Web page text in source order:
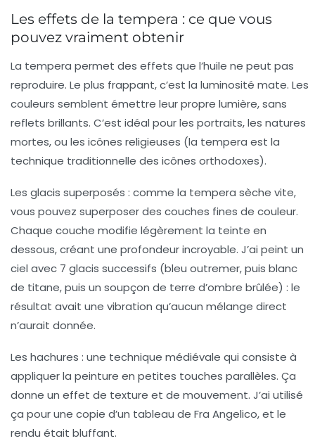
Les effets de la tempera : ce que vous
pouvez vraiment obtenir
La tempera permet des effets que l’huile ne peut pas
reproduire. Le plus frappant, c’est la luminosité mate. Les
couleurs semblent émettre leur propre lumière, sans
reflets brillants. C’est idéal pour les portraits, les natures
mortes, ou les icônes religieuses (la tempera est la
technique traditionnelle des icônes orthodoxes).
Les glacis superposés : comme la tempera sèche vite,
vous pouvez superposer des couches fines de couleur.
Chaque couche modifie légèrement la teinte en
dessous, créant une profondeur incroyable. J’ai peint un
ciel avec 7 glacis successifs (bleu outremer, puis blanc
de titane, puis un soupçon de terre d’ombre brûlée) : le
résultat avait une vibration qu’aucun mélange direct
n’aurait donnée.
Les hachures : une technique médiévale qui consiste à
appliquer la peinture en petites touches parallèles. Ça
donne un effet de texture et de mouvement. J’ai utilisé
ça pour une copie d’un tableau de Fra Angelico, et le
rendu était bluffant.